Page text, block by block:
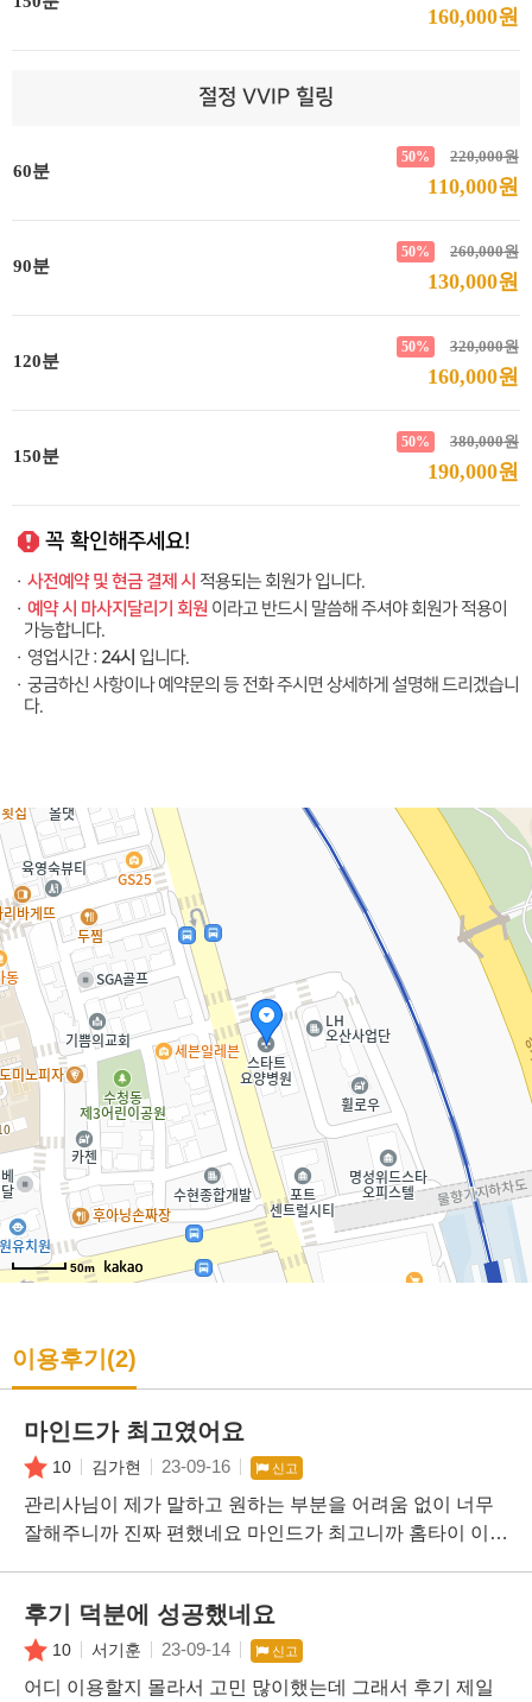
160,000원
절정 VVIP 힐링
60분
220,000원
50%
110,000원
90분
260,000원
50%
130,000원
120분
320,000원
50%
160,000원
150분
380,000원
50%
190,000원
꼭 확인해주세요!
· 사전예약 및 현금 결제 시 적용되는 회원가 입니다.
· 예약 시 마사지달리기 회원 이라고 반드시 말씀해 주셔야 회원가 적용이
가능합니다.
· 영업시간 : 24시 입니다.
· 궁금하신 사항이나 예약문의 등 전화 주시면 상세하게 설명해 드리겠습니
다.
50m
이용후기(2)
마인드가 최고였어요
10 김가현 23-09-16 신고
관리사님이 제가 말하고 원하는 부분을 어려움 없이 너무
잘해주니까 진짜 편했네요 마인드가 최고니까 홈타이 이용
후기 덕분에 성공했네요
10 서기훈 23-09-14 신고
어디 이용할지 몰라서 고민 많이했는데 그래서 후기 제일